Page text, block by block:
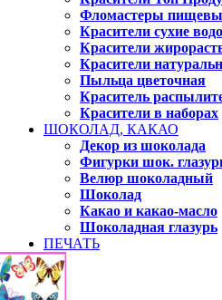
Фломастеры
Красители сухие
Красители
Красители
Пыльца цветочная
Краситель
Красители в наборах
ШОКОЛАД, КАКАО
Декор из шоколада
Фигурки шок.
Велюр шоколадный
Шоколад
Какао и какао-масло
Шоколадная глазурь
ПЕЧАТЬ